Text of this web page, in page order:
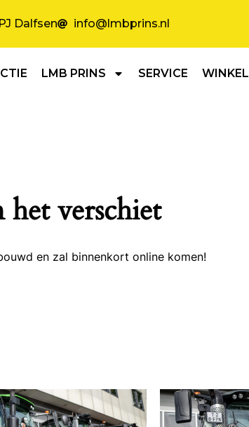
Dalfsen info@lmbprins.nl
LMB PRINS SERVICE WINKEL
verschiet
en zal binnenkort online komen!